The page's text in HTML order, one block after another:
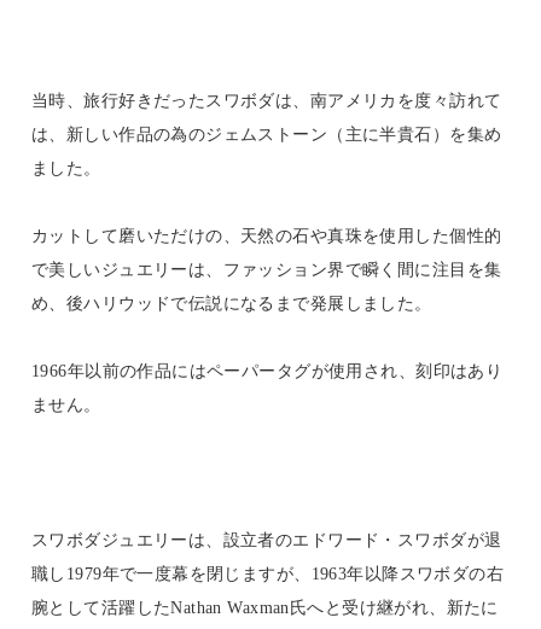
当時、旅行好きだったスワボダは、南アメリカを度々訪れて
は、新しい作品の為のジェムストーン（主に半貴石）を集め
ました。
カットして磨いただけの、天然の石や真珠を使用した個性的
で美しいジュエリーは、ファッション界で瞬く間に注目を集
め、後ハリウッドで伝説になるまで発展しました。
1966年以前の作品にはペーパータグが使用され、刻印はあり
ません。
スワボダジュエリーは、設立者のエドワード・スワボダが退
職し1979年で一度幕を閉じますが、1963年以降スワボダの右
腕として活躍したNathan Waxman氏へと受け継がれ、新たに